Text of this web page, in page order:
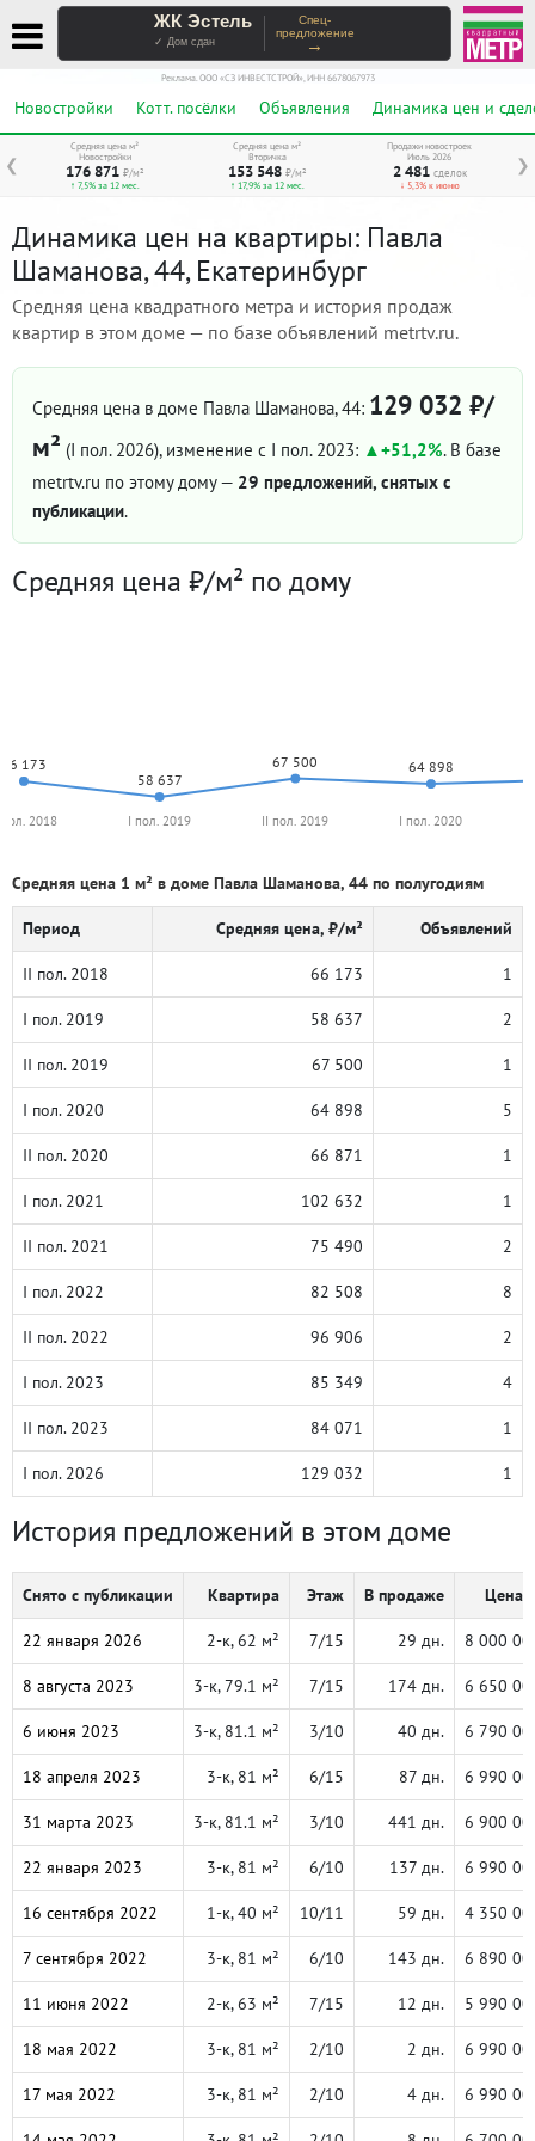
ЖК Эстель
✓ Дом сдан
Спец-
предложение
→
Реклама. ООО «СЗ ИНВЕСТСТРОЙ», ИНН 6678067973
Новостройки Котт. посёлки Объявления Динамика цен и
❮ ❯
Средняя цена м²
Новостройки
176 871 ₽/м²
↑ 7,5% за 12 мес.
Средняя цена м²
Вторичка
153 548 ₽/м²
↑ 17,9% за 12 мес.
Продажи новостроек
Июль 2026
2 481 сделок
↓ 5,3% к июню
Динамика цен на квартиры: Павла
Шаманова, 44, Екатеринбург
Средняя цена квадратного метра и история продаж
квартир в этом доме — по базе объявлений metrtv.ru.
Средняя цена в доме Павла Шаманова, 44: 129 032 ₽/
м² (I пол. 2026), изменение с I пол. 2023: +51,2%. В базе
metrtv.ru по этому дому — 29 предложений, снятых с
публикации.
Средняя цена ₽/м² по дому
66 173
58 637
67 500 64 898
2018 I пол. 2019 II пол. 2019 I пол. 2020
Средняя цена 1 м² в доме Павла Шаманова, 44 по полугодиям
Период Средняя цена, ₽/м² Объявлений
II пол. 2018 66 173 1
I пол. 2019 58 637 2
II пол. 2019 67 500 1
I пол. 2020 64 898 5
II пол. 2020 66 871 1
I пол. 2021 102 632 1
II пол. 2021 75 490 2
I пол. 2022 82 508 8
II пол. 2022 96 906 2
I пол. 2023 85 349 4
II пол. 2023 84 071 1
I пол. 2026 129 032 1
История предложений в этом доме
Снято с публикации Квартира Этаж В продаже Цена,
22 января 2026 2-к, 62 м² 7/15 29 дн. 8 000
8 августа 2023 3-к, 79.1 м² 7/15 174 дн. 6 650
6 июня 2023 3-к, 81.1 м² 3/10 40 дн. 6 790
18 апреля 2023 3-к, 81 м² 6/15 87 дн. 6 990
31 марта 2023 3-к, 81.1 м² 3/10 441 дн. 6 900
22 января 2023 3-к, 81 м² 6/10 137 дн. 6 990
16 сентября 2022 1-к, 40 м² 10/11 59 дн. 4 350
7 сентября 2022 3-к, 81 м² 6/10 143 дн. 6 890
11 июня 2022 2-к, 63 м² 7/15 12 дн. 5 990
18 мая 2022 3-к, 81 м² 2/10 2 дн. 6 990
17 мая 2022 3-к, 81 м² 2/10 4 дн. 6 990